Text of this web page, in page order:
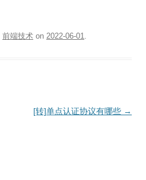
前端技术 on 2022-06-01.
[转]单点认证协议有哪些 →